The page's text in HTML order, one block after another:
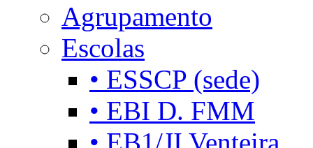
Agrupamento
Escolas
• ESSCP (sede)
• EBI D. FMM